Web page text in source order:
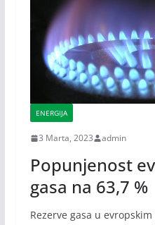
ENERGIJA
3 Marta, 2023 admin
Popunjenost
gasa na 63,7 %
Rezerve gasa u